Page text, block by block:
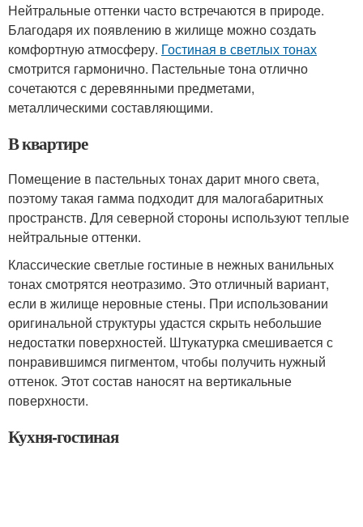
Нейтральные оттенки часто встречаются в природе.
Благодаря их появлению в жилище можно создать
комфортную атмосферу. Гостиная в светлых тонах
смотрится гармонично. Пастельные тона отлично
сочетаются с деревянными предметами,
металлическими составляющими.
В квартире
Помещение в пастельных тонах дарит много света,
поэтому такая гамма подходит для малогабаритных
пространств. Для северной стороны используют теплые
нейтральные оттенки.
Классические светлые гостиные в нежных ванильных
тонах смотрятся неотразимо. Это отличный вариант,
если в жилище неровные стены. При использовании
оригинальной структуры удастся скрыть небольшие
недостатки поверхностей. Штукатурка смешивается с
понравившимся пигментом, чтобы получить нужный
оттенок. Этот состав наносят на вертикальные
поверхности.
Кухня-гостиная